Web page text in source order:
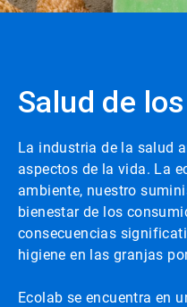
Salud de
La industria de la salud
aspectos de la vida. La
ambiente, nuestro
bienestar de los
consecuencias
higiene en las granjas
Ecolab se encuentra en